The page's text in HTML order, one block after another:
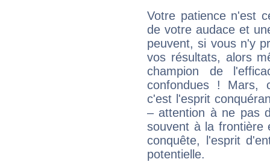
Votre patience n'est
de votre audace et
peuvent, si vous n'y
vos résultats, alors
champion de
confondues ! Mars,
c'est l'esprit
– attention à ne pas
souvent à la frontière
conquête, l'esprit
potentielle.